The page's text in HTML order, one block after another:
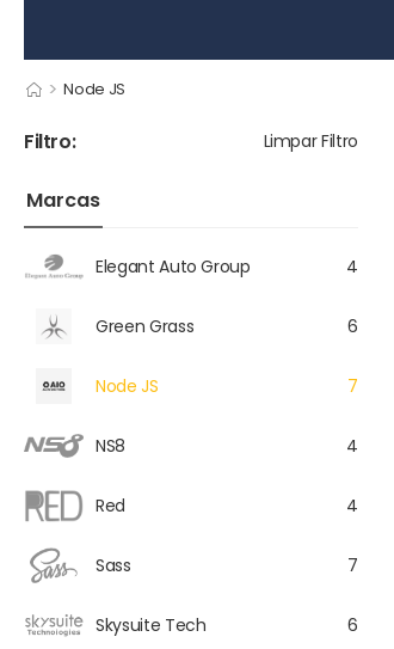
> Node JS
Filtro: Limpar Filtro
Marcas
Elegant Auto Group 4
Green Grass 6
Node JS 7
NS8 4
Red 4
Sass 7
Skysuite Tech 6